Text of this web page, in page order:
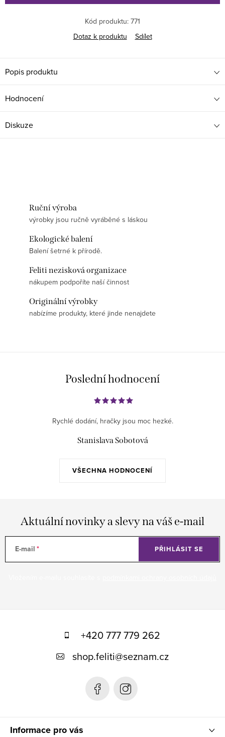
Kód produktu: 771
Dotaz k produktu
Sdílet
Popis produktu
Hodnocení
Diskuze
Ruční výroba
výrobky jsou ručně vyráběné s láskou
Ekologické balení
Balení šetrné k přírodě.
Feliti nezisková organizace
nákupem podpoříte naší činnost
Originální výrobky
nabízíme produkty, které jinde nenajdete
Poslední hodnocení
VŠECHNA HODNOCENÍ
Rychlé dodání, hračky jsou moc hezké.
Stanislava Sobotová
Aktuální novinky a slevy na váš e-mail
E-mail PŘIHLÁSIT SE
Informace pro vás
+420 777 779 262
shop.feliti@seznam.cz